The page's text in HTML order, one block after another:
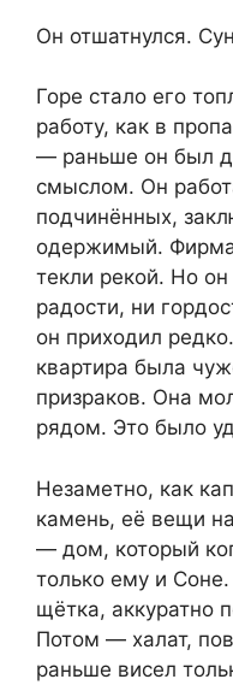
Он отшатнулся.
Горе стало его
работу, как в
— раньше он был
смыслом. Он
подчинённых,
одержимый.
текли рекой. Но
радости, ни
он приходил
квартира была
призраков. Она
рядом. Это было
Незаметно, как
камень, её вещи
— дом, который
только ему и
щётка, аккуратно
Потом — халат,
раньше висел